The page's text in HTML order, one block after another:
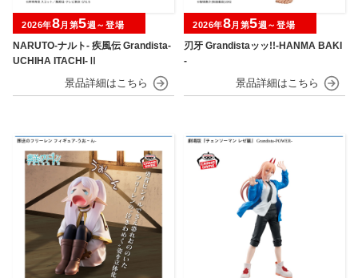
NARUTO-ナルト- 疾風伝 Grandista-
UCHIHA ITACHI-Ⅱ
2026年8月第5週～登場
刃牙 Grandistaッッ!!-HANMA BAKI
-
2026年8月第5週～登場